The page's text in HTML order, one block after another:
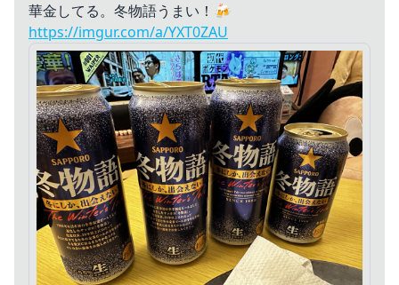
華金してる。冬物語うまい！🍻
https://imgur.com/a/YXT0ZAU